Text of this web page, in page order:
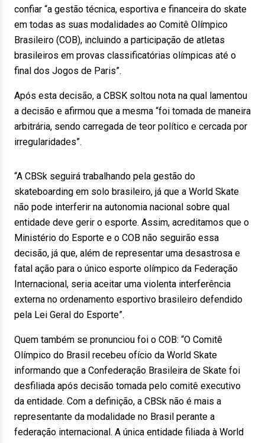
confiar “a gestão técnica, esportiva e financeira do skate
em todas as suas modalidades ao Comitê Olímpico
Brasileiro (COB), incluindo a participação de atletas
brasileiros em provas classificatórias olímpicas até o
final dos Jogos de Paris”.
Após esta decisão, a CBSK soltou nota na qual lamentou
a decisão e afirmou que a mesma “foi tomada de maneira
arbitrária, sendo carregada de teor político e cercada por
irregularidades”.
“A CBSk seguirá trabalhando pela gestão do
skateboarding em solo brasileiro, já que a World Skate
não pode interferir na autonomia nacional sobre qual
entidade deve gerir o esporte. Assim, acreditamos que o
Ministério do Esporte e o COB não seguirão essa
decisão, já que, além de representar uma desastrosa e
fatal ação para o único esporte olímpico da Federação
Internacional, seria aceitar uma violenta interferência
externa no ordenamento esportivo brasileiro defendido
pela Lei Geral do Esporte”.
Quem também se pronunciou foi o COB: “O Comitê
Olímpico do Brasil recebeu ofício da World Skate
informando que a Confederação Brasileira de Skate foi
desfiliada após decisão tomada pelo comitê executivo
da entidade. Com a definição, a CBSk não é mais a
representante da modalidade no Brasil perante a
federação internacional. A única entidade filiada à World